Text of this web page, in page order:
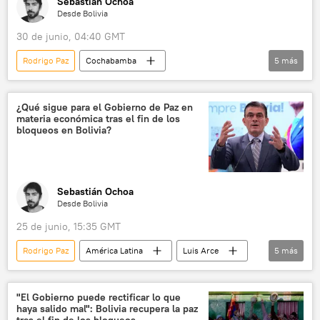
Desde Bolivia
30 de junio, 04:40 GMT
Rodrigo Paz
Cochabamba
Movimiento Al Socialismo (MAS)
Economía
💬 Opinión y Análisis
📈 Mercados y finanzas
dólar
5 más
¿Qué sigue para el Gobierno de Paz en
materia económica tras el fin de los
bloqueos en Bolivia?
Sebastián Ochoa
Desde Bolivia
25 de junio, 15:35 GMT
Rodrigo Paz América Latina
Luis Arce
La Paz
Fondo Monetario Internacional (FMI)
Central Obrera Boliviana (COB)
Banco de Desarrollo de América Latina (CAF)
5 más
"El Gobierno puede rectificar lo que
haya salido mal": Bolivia recupera la paz